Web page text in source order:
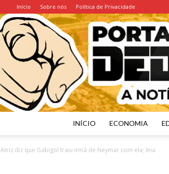
Início Sobre nós Política de Privacidade
INÍCIO ECONOMIA
Atriz diz que Gabigol traiu irmã de Neymar com ela; leia